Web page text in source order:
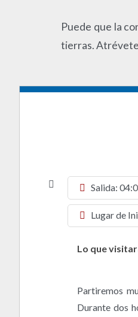
Puede que la
tierras.
Salida:
Lugar de
Lo que
Partiremos
Durante dos